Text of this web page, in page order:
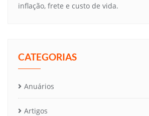
inflação, frete e custo de vida.
CATEGORIAS
Anuários
Artigos